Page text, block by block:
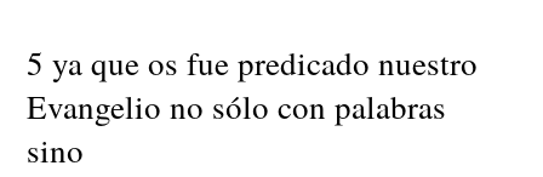
5 ya que os fue predicado nuestro
Evangelio no sólo con palabras
sino